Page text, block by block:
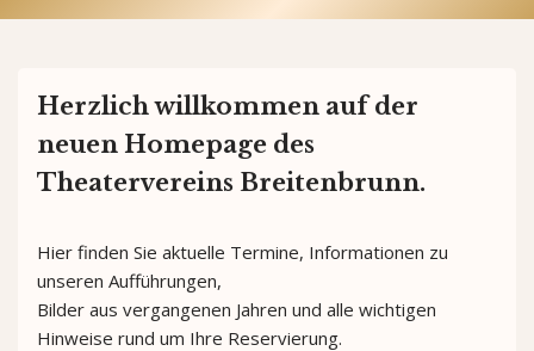
Herzlich willkommen auf der
neuen Homepage des
Theatervereins Breitenbrunn.
Hier finden Sie aktuelle Termine, Informationen zu
unseren Aufführungen,
Bilder aus vergangenen Jahren und alle wichtigen
Hinweise rund um Ihre Reservierung.